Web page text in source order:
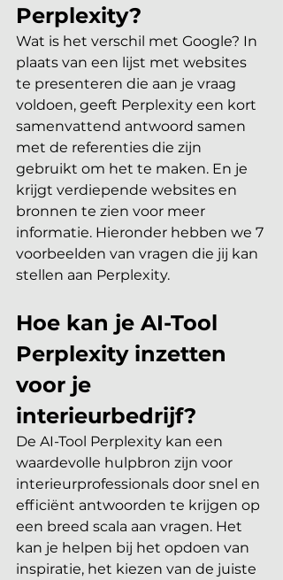
Perplexity?
Wat is het verschil met Google? In
plaats van een lijst met websites
te presenteren die aan je vraag
voldoen, geeft Perplexity een kort
samenvattend antwoord samen
met de referenties die zijn
gebruikt om het te maken. En je
krijgt verdiepende websites en
bronnen te zien voor meer
informatie. Hieronder hebben we 7
voorbeelden van vragen die jij kan
stellen aan Perplexity.
Hoe kan je AI-Tool
Perplexity inzetten
voor je
interieurbedrijf?
De AI-Tool Perplexity kan een
waardevolle hulpbron zijn voor
interieurprofessionals door snel en
efficiënt antwoorden te krijgen op
een breed scala aan vragen. Het
kan je helpen bij het opdoen van
inspiratie, het kiezen van de juiste